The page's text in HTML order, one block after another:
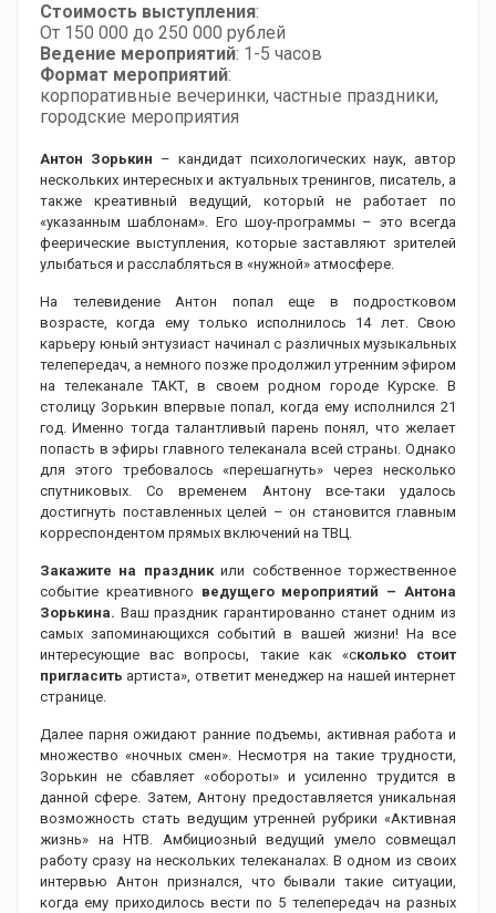
Стоимость выступления:
От 150 000 до 250 000 рублей
Ведение мероприятий: 1-5 часов
Формат мероприятий:
корпоративные вечеринки, частные праздники,
городские мероприятия
Антон Зорькин – кандидат психологических наук, автор
нескольких интересных и актуальных тренингов, писатель, а
также креативный ведущий, который не работает по
«указанным шаблонам». Его шоу-программы – это всегда
феерические выступления, которые заставляют зрителей
улыбаться и расслабляться в «нужной» атмосфере.
На телевидение Антон попал еще в подростковом
возрасте, когда ему только исполнилось 14 лет. Свою
карьеру юный энтузиаст начинал с различных музыкальных
телепередач, а немного позже продолжил утренним эфиром
на телеканале ТАКТ, в своем родном городе Курске. В
столицу Зорькин впервые попал, когда ему исполнился 21
год. Именно тогда талантливый парень понял, что желает
попасть в эфиры главного телеканала всей страны. Однако
для этого требовалось «перешагнуть» через несколько
спутниковых. Со временем Антону все-таки удалось
достигнуть поставленных целей – он становится главным
корреспондентом прямых включений на ТВЦ.
Закажите на праздникили собственное торжественное
событие креативного ведущего мероприятий – Антона
Зорькина. Ваш праздник гарантированно станет одним из
самых запоминающихся событий в вашей жизни! На все
интересующие вас вопросы, такие как «сколько стоит
пригласить артиста», ответит менеджер на нашей интернет
странице.
Далее парня ожидают ранние подъемы, активная работа и
множество «ночных смен». Несмотря на такие трудности,
Зорькин не сбавляет «обороты» и усиленно трудится в
данной сфере. Затем, Антону предоставляется уникальная
возможность стать ведущим утренней рубрики «Активная
жизнь» на НТВ. Амбициозный ведущий умело совмещал
работу сразу на нескольких телеканалах. В одном из своих
интервью Антон признался, что бывали такие ситуации,
когда ему приходилось вести по 5 телепередач на разных